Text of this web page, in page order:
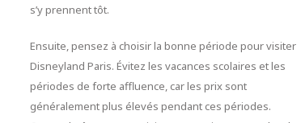
s’y prennent tôt.
Ensuite, pensez à choisir la bonne période pour visiter
Disneyland Paris. Évitez les vacances scolaires et les
périodes de forte affluence, car les prix sont
généralement plus élevés pendant ces périodes.